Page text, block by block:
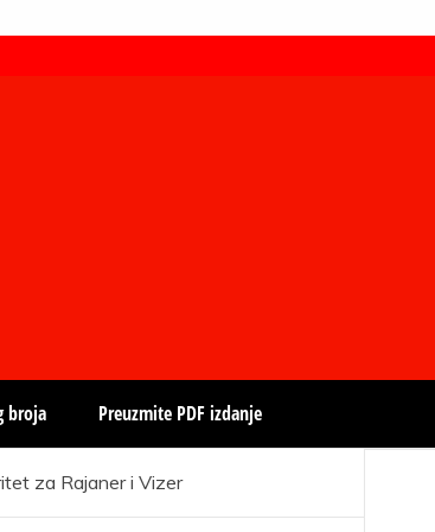
broja Preuzmite PDF izdanje
za Rajaner i Vizer